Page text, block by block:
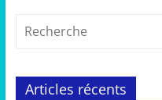
Articles récents